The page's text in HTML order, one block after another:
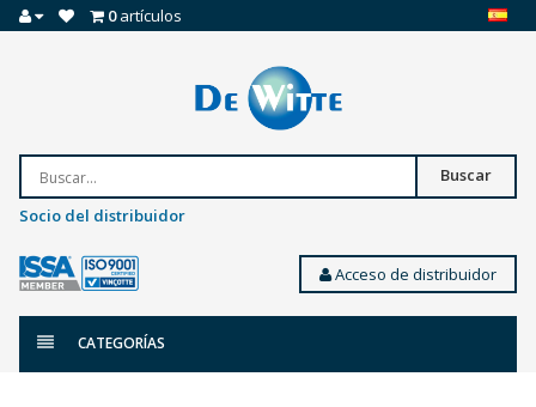
0artículos
Buscar
Socio del distribuidor
Acceso de distribuidor
CATEGORÍAS